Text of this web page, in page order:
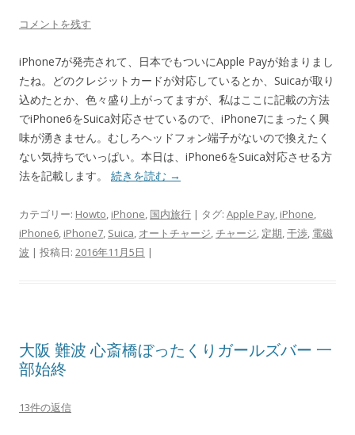
コメントを残す
iPhone7が発売されて、日本でもついにApple Payが始まりまし
たね。どのクレジットカードが対応しているとか、Suicaが取り
込めたとか、色々盛り上がってますが、私はここに記載の方法
でiPhone6をSuica対応させているので、iPhone7にまったく興
味が湧きません。むしろヘッドフォン端子がないので換えたく
ない気持ちでいっぱい。本日は、iPhone6をSuica対応させる方
法を記載します。 続きを読む →
カテゴリー: Howto, iPhone, 国内旅行 | タグ: Apple Pay, iPhone,
iPhone6, iPhone7, Suica, オートチャージ,チャージ, 定期,干渉, 電磁
波 | 投稿日: 2016年11月5日 |
大阪 難波 心斎橋ぼったくりガールズバー 一
部始終
13件の返信